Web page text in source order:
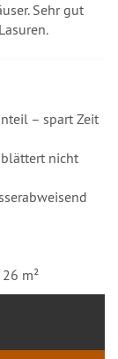
Sehr gut
– spart Zeit
nicht
m²